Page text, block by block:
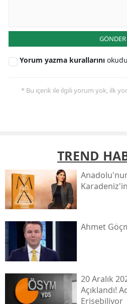
GÖNDER
Yorum yazma kurallarını
* Bu içerik ile ilgili yorum yok, ilk
TREND
Ahmet
20 Aralık
Açıklandı!
Erişebiliyor